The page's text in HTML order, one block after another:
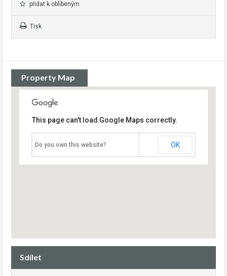
přidat k oblíbeným
Tisk
Property Map
This page can't load Google Maps correctly.
Do you own this website? OK
Sdílet